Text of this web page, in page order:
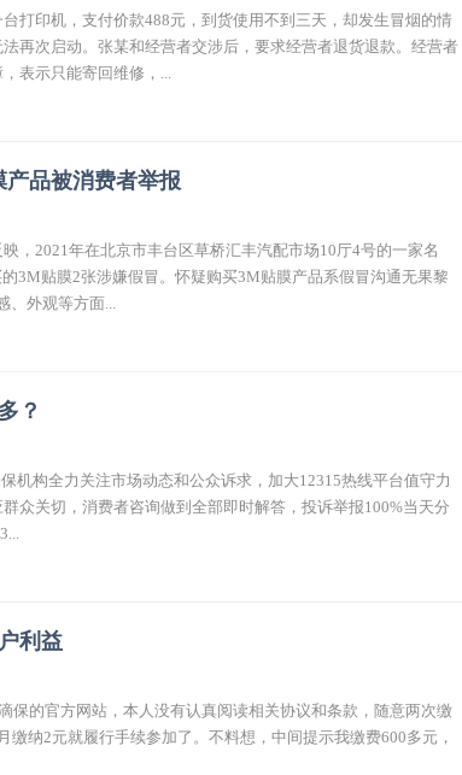
打印机，支付价款488元，到货使用不到三天，却发生冒烟的情
再次启动。张某和经营者交涉后，要求经营者退货退款。经营者
表示只能寄回维修，...
品被消费者举报
，2021年在北京市丰台区草桥汇丰汽配市场10厅4号的一家名
3M贴膜2张涉嫌假冒。怀疑购买3M贴膜产品系假冒沟通无果黎
、外观等方面...
？
机构全力关注市场动态和公众诉求，加大12315热线平台值守力
众关切，消费者咨询做到全部即时解答，投诉举报100%当天分
利益
保的官方网站，本人没有认真阅读相关协议和条款，随意两次缴
缴纳2元就履行手续参加了。不料想，中间提示我缴费600多元，